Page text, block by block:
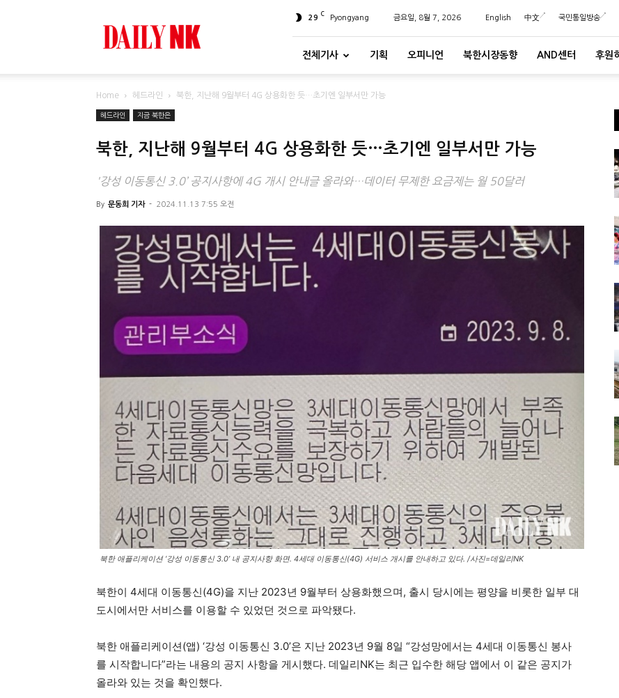
29 C Pyongyang 금요일, 8월 7, 2026 English 中文 국민통일방송
전체기사 기획 오피니언 북한시장동향 AND센터 후원
Home 헤드라인 북한, 지난해 9월부터 4G 상용화한 듯…초기엔 일부서만 가능
헤드라인 지금 북한은
북한, 지난해 9월부터 4G 상용화한 듯…초기엔 일부서만 가능
'강성 이동통신 3.0’ 공지사항에 4G 개시 안내글 올라와…데이터 무제한 요금제는 월 50달러
By 문동희 기자 - 2024.11.13 7:55 오전
북한 애플리케이션 ‘강성 이동통신 3.0’ 내 공지사항 화면. 4세대 이동통신(4G) 서비스 개시를 안내하고 있다. /사진=데일리NK
북한이 4세대 이동통신(4G)을 지난 2023년 9월부터 상용화했으며, 출시 당시에는 평양을 비롯한 일부 대
도시에서만 서비스를 이용할 수 있었던 것으로 파악됐다.
북한 애플리케이션(앱) ‘강성 이동통신 3.0’은 지난 2023년 9월 8일 “강성망에서는 4세대 이동통신 봉사
를 시작합니다”라는 내용의 공지 사항을 게시했다. 데일리NK는 최근 입수한 해당 앱에서 이 같은 공지가
올라와 있는 것을 확인했다.